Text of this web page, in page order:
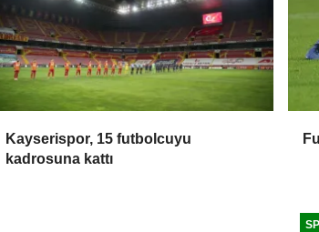
Kayserispor, 15 futbolcuyu
kadrosuna kattı